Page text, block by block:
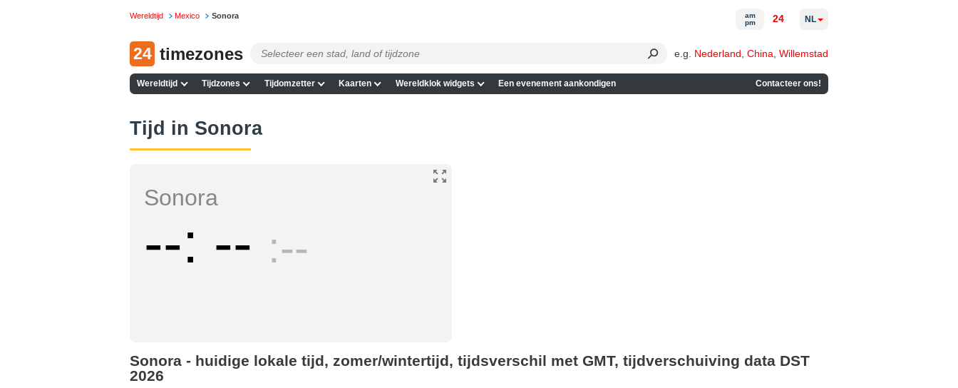
Wereldtijd Mexico Sonora
24 timezones e.g. Nederland China Willemstad
Wereldtijd Tijdzones Tijdomzetter Kaarten Wereldklok widgets Een evenement aankondigen Contacteer ons!
am
pm
24 NL
Tijd in Sonora
Sonora
-- -- --
Sonora - huidige lokale tijd, zomer/wintertijd, tijdsverschil met GMT, tijdverschuiving data DST
2026